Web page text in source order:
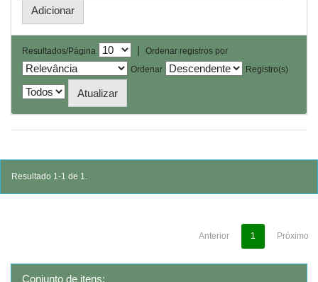
Resultados/Página |
Ordenar registros por
Ordenar
Registro(s)
Resultado 1-1 de 1.
Anterior 1 Próximo
Conjunto de itens: